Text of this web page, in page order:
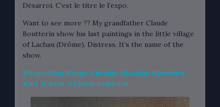
Désarroi. C’est le titre le l’expo.
Want to see more ?? My grandfather Claude
Boutterin show his last paintings in the little village
of Lachau (Drôme). Distress. It’s the name of the
show.
#exposition #expo #drôme #Lachau #peinture
#art #artist #ClaudeBoutterin